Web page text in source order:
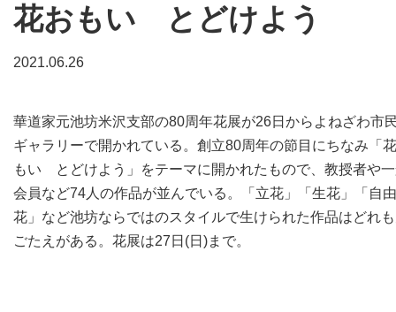
採用情報
お問い合わせ
お申し込み
〒041-0801
北海道函館市桔梗町379-31
0138-34-2525
営業時間 9:00～18:00
〒950-1189
新潟県新潟市西区山田2310-39
025-210-1200
営業時間 9:00～18:00
花おもい とどけよう
2021.06.26
華道家元池坊米沢支部の80周年花展が26日からよねざわ市
ギャラリーで開かれている。創立80周年の節目にちなみ「
もい とどけよう」をテーマに開かれたもので、教授者や
会員など74人の作品が並んでいる。「立花」「生花」「自由
花」など池坊ならではのスタイルで生けられた作品はどれ
ごたえがある。花展は27日(日)まで。